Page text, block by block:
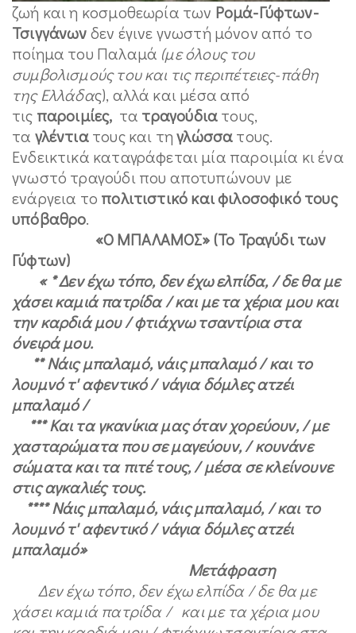
ζωή και η κοσμοθεωρία των Ρομά-Γύφτων-
Τσιγγάνωνδεν έγινε γνωστή μόνον από το
ποίημα του Παλαμά (με όλους του
συμβολισμούς του και τις περιπέτειες-πάθη
της Ελλάδας), αλλά και μέσα από
τις παροιμίες, τα τραγούδιατους,
τα γλέντιατους και τηγλώσσατους.
Ενδεικτικά καταγράφεται μία παροιμία κι ένα
γνωστό τραγούδι που αποτυπώνουν με
ενάργεια το πολιτιστικό και φιλοσοφικό τους
υπόβαθρο.
«Ο ΜΠΑΛΑΜΟΣ» (Το Τραγύδι των
Γύφτων)
« * Δεν έχω τόπο, δεν έχω ελπίδα, / δε θα με
χάσει καμιά πατρίδα / και με τα χέρια μου και
την καρδιά μου / φτιάχνω τσαντίρια στα
όνειρά μου.
** Νάις μπαλαμό, νάις μπαλαμό / και το
λουμνό τ' αφεντικό / νάγια δόμλες ατzέι
μπαλαμό /
*** Και τα γκανίκια μας όταν χορεύουν, / με
χασταρώματα που σε μαγεύουν, / κουνάνε
σώματα και τα πιτέ τους, / μέσα σε κλείνουνε
στις αγκαλιές τους.
**** Νάις μπαλαμό, νάις μπαλαμό, / και το
λουμνό τ' αφεντικό / νάγια δόμλες ατzέι
μπαλαμό»
Μετάφραση
Δεν έχω τόπο, δεν έχω ελπίδα /δε θα με
χάσει καμιά πατρίδα / και με τα χέρια μου